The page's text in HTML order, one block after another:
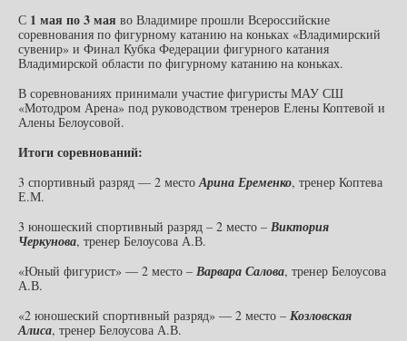
С 1 мая по 3 мая во Владимире прошли Всероссийские
соревнования по фигурному катанию на коньках «Владимирский
сувенир» и Финал Кубка Федерации фигурного катания
Владимирской области по фигурному катанию на коньках.
В соревнованиях принимали участие фигуристы МАУ СШ
«Мотодром Арена» под руководством тренеров Елены Коптевой и
Алены Белоусовой.
Итоги соревнований:
3 спортивный разряд — 2 местоАрина Еременко, тренер Коптева
Е.М.
3 юношеский спортивный разряд – 2 место – Виктория
Черкунова, тренер Белоусова А.В.
«Юный фигурист» — 2 место – Варвара Салова, тренер Белоусова
А.В.
«2 юношеский спортивный разряд» — 2 место – Козловская
Алиса, тренер Белоусова А.В.